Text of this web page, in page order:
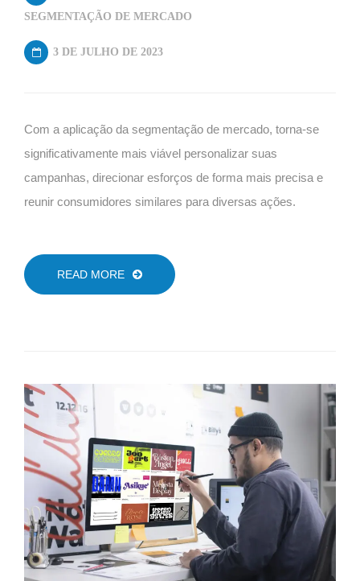
SEGMENTAÇÃO DE MERCADO
3 DE JULHO DE 2023
Com a aplicação da segmentação de mercado, torna-se
significativamente mais viável personalizar suas
campanhas, direcionar esforços de forma mais precisa e
reunir consumidores similares para diversas ações.
READ MORE